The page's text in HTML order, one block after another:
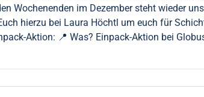
Wochenenden im Dezember steht wieder
hierzu bei Laura Höchtl um euch für
Aktion: 📍 Was? Einpack-Aktion bei